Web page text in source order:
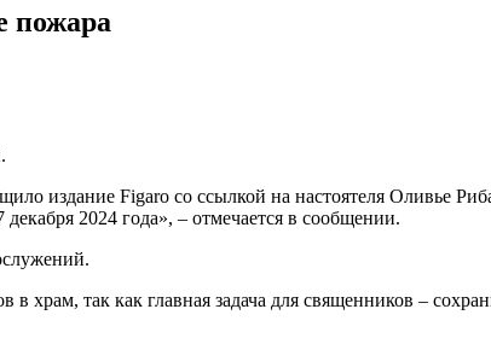
пожара
издание Figaro со ссылкой на настоятеля Оливье
2024 года», – отмечается в сообщении.
храм, так как главная задача для священников –